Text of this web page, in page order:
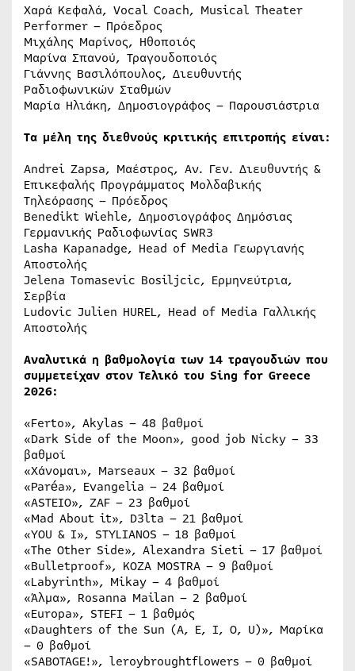
Χαρά Κεφαλά, Vocal Coach, Musical Theater
Performer – Πρόεδρος
Μιχάλης Μαρίνος, Ηθοποιός
Μαρίνα Σπανού, Τραγουδοποιός
Γιάννης Βασιλόπουλος, Διευθυντής
Ραδιοφωνικών Σταθμών
Μαρία Ηλιάκη, Δημοσιογράφος – Παρουσιάστρια
Τα μέλη της διεθνούς κριτικής επιτροπής είναι:
Andrei Zapsa, Μαέστρος, Αν. Γεν. Διευθυντής &
Επικεφαλής Προγράμματος Μολδαβικής
Τηλεόρασης – Πρόεδρος
Benedikt Wiehle, Δημοσιογράφος Δημόσιας
Γερμανικής Ραδιοφωνίας SWR3
Lasha Kapanadge, Head of Media Γεωργιανής
Αποστολής
Jelena Tomasevic Bosiljcic, Ερμηνεύτρια,
Σερβία
Ludovic Julien HUREL, Head of Media Γαλλικής
Αποστολής
Αναλυτικά η βαθμολογία των 14 τραγουδιών που
συμμετείχαν στον Τελικό του Sing for Greece
2026:
«Ferto», Akylas – 48 βαθμοί
«Dark Side of the Moon», good job Nicky – 33
βαθμοί
«Χάνομαι», Marseaux – 32 βαθμοί
«Paréa», Evangelia – 24 βαθμοί
«ASTEIO», ZAF – 23 βαθμοί
«Mad About it», D3lta – 21 βαθμοί
«YOU & I», STYLIANOS – 18 βαθμοί
«The Other Side», Alexandra Sieti – 17 βαθμοί
«Bulletproof», KOZA MOSTRA – 9 βαθμοί
«Labyrinth», Mikay – 4 βαθμοί
«Άλμα», Rosanna Mailan – 2 βαθμοί
«Europa», STEFI – 1 βαθμός
«Daughters of the Sun (A, E, I, O, U)», Μαρίκα
– 0 βαθμοί
«SABOTAGE!», leroybroughtflowers – 0 βαθμοί